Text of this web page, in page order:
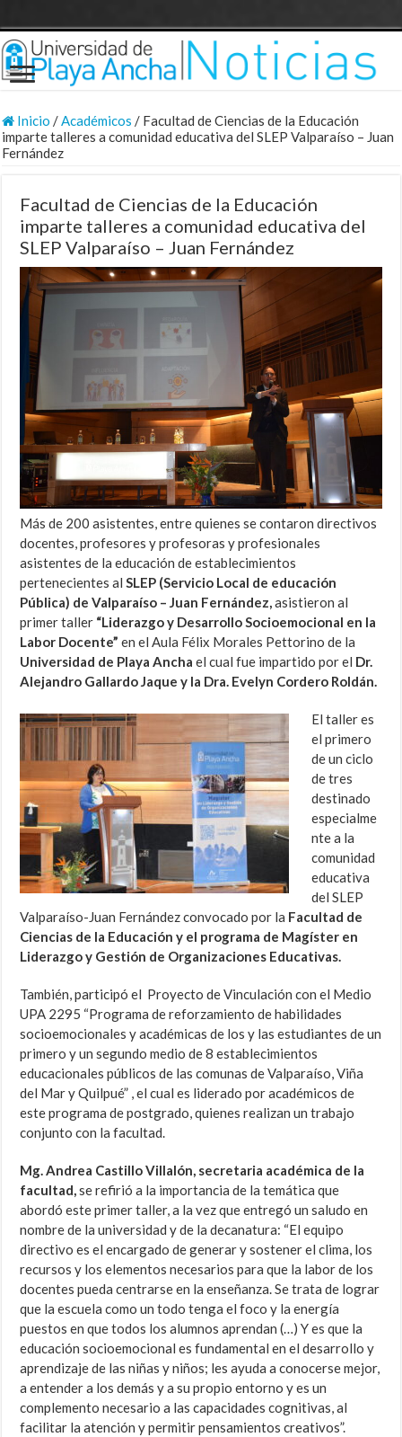
Inicio /Académicos / Facultad de Ciencias de la Educación
imparte talleres a comunidad educativa del SLEP Valparaíso – Juan
Fernández
Facultad de Ciencias de la Educación
imparte talleres a comunidad educativa del
SLEP Valparaíso – Juan Fernández
Más de 200 asistentes, entre quienes se contaron directivos
docentes, profesores y profesoras y profesionales
asistentes de la educación de establecimientos
pertenecientes alSLEP (Servicio Local de educación
Pública) de Valparaíso – Juan Fernández,asistieron al
primer taller “Liderazgo y Desarrollo Socioemocional en la
Labor Docente” en el Aula Félix Morales Pettorino de la
Universidad de Playa Ancha el cual fue impartido por el Dr.
Alejandro Gallardo Jaque y la Dra. Evelyn Cordero Roldán.
El taller es
el primero
de un ciclo
de tres
destinado
especialme
nte a la
comunidad
educativa
del SLEP
Valparaíso-Juan Fernández convocado por la Facultad de
Ciencias de la Educación y el programa de Magíster en
Liderazgo y Gestión de Organizaciones Educativas.
También, participó el Proyecto de Vinculación con el Medio
UPA 2295 “Programa de reforzamiento de habilidades
socioemocionales y académicas de los y las estudiantes de un
primero y un segundo medio de 8 establecimientos
educacionales públicos de las comunas de Valparaíso, Viña
del Mar y Quilpué” , el cual es liderado por académicos de
este programa de postgrado, quienes realizan un trabajo
conjunto con la facultad.
Mg. Andrea Castillo Villalón, secretaria académica de la
facultad,se refirió a la importancia de la temática que
abordó este primer taller, a la vez que entregó un saludo en
nombre de la universidad y de la decanatura: “El equipo
directivo es el encargado de generar y sostener el clima, los
recursos y los elementos necesarios para que la labor de los
docentes pueda centrarse en la enseñanza. Se trata de lograr
que la escuela como un todo tenga el foco y la energía
puestos en que todos los alumnos aprendan (…) Y es que la
educación socioemocional es fundamental en el desarrollo y
aprendizaje de las niñas y niños; les ayuda a conocerse mejor,
a entender a los demás y a su propio entorno y es un
complemento necesario a las capacidades cognitivas, al
facilitar la atención y permitir pensamientos creativos”.